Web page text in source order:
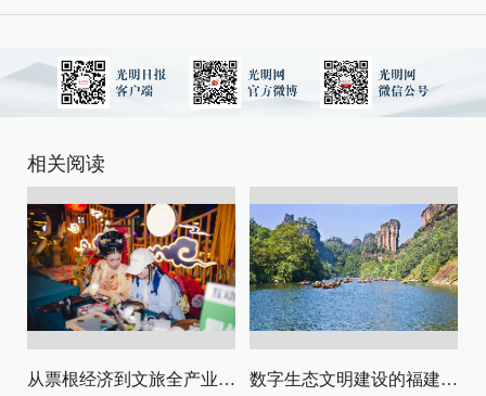
相关阅读
从票根经济到文旅全产业链升级 数字生态文明建设的福建路径与启示